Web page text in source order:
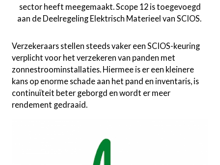
sector heeft meegemaakt. Scope 12 is toegevoegd
aan de Deelregeling Elektrisch Materieel van SCIOS.
Verzekeraars stellen steeds vaker een SCIOS-keuring
verplicht voor het verzekeren van panden met
zonnestroominstallaties. Hiermee is er een kleinere
kans op enorme schade aan het pand en inventaris, is
continuïteit beter geborgd en wordt er meer
rendement gedraaid.